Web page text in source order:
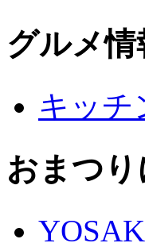
グルメ情
キッチ
おまつ